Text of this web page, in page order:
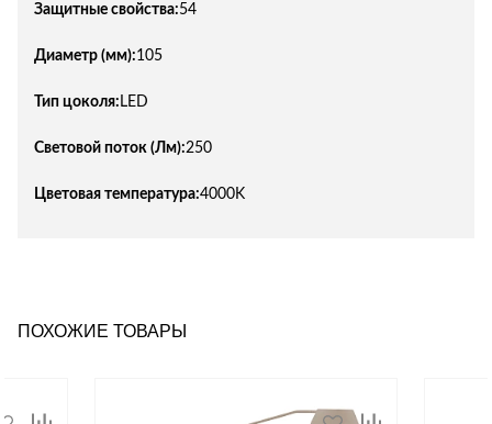
Защитные свойства:54
Диаметр (мм):105
Тип цоколя: LED
Световой поток (Лм):250
Цветовая температура:4000K
ПОХОЖИЕ ТОВАРЫ